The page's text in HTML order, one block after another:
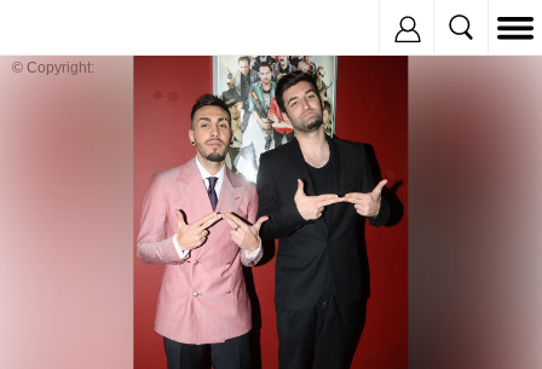
© Copyright: